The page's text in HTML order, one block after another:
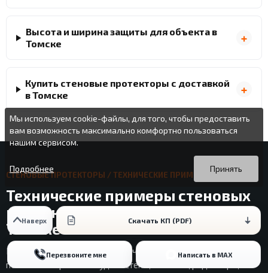
Высота и ширина защиты для объекта в
Томске
Купить стеновые протекторы с доставкой
в Томске
СТЕНОВЫЕ ПРОТЕКТОРЫ / ТЕХНИЧЕСКИЕ ПРИМЕРЫ
Технические примеры стеновых
протекторов для планирования в
Томске
Кейсы ниже не подменяют расчет объекта в Томске, но
помогают заранее обсудить стены, колонны, радиаторы,
Наверх Скачать КП (PDF)
Перезвоните мне Написать в MAX
Мы используем cookie-файлы, для того, чтобы предоставить
вам возможность максимально комфортно пользоваться
нашим сервисом.
Вы можете подробнее прочитать о cookie-файлах в открытых
источниках или изменить настройки своего браузера.
Продолжая пользоваться данным сайтом без изменения
настроек вы даете согласие на использование ваших cookie-
файлов.
Принять
Подробнее